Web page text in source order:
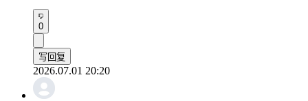
0
写回复
2026.07.01 20:20